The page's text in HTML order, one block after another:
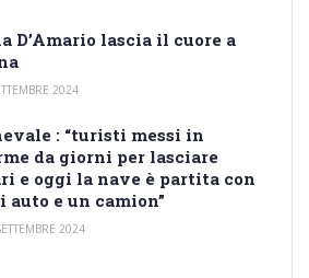
D’Amario lascia il cuore a
2024
: “turisti messi in
da giorni per lasciare
e oggi la nave è partita con
auto e un camion”
2024